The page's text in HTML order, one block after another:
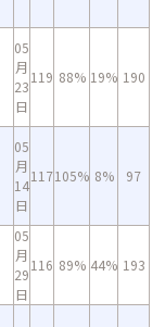
05
月
23
日
119 88% 19% 190
05
月
14
日
117105% 8% 97
05
月
29
日
116 89% 44% 193